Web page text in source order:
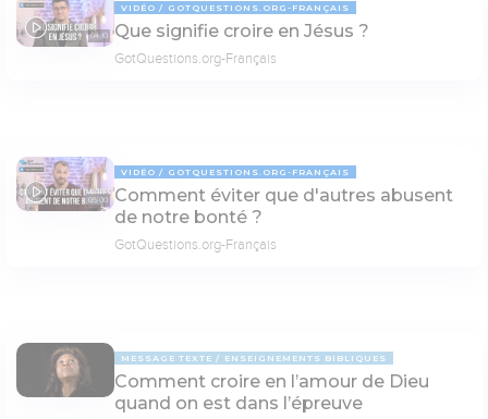
04:10
VIDÉO GOTQUESTIONS.ORG-FRANÇAIS
Que signifie croire en Jésus ?
GotQuestions.org-Français
05:00
VIDÉO GOTQUESTIONS.ORG-FRANÇAIS
Comment éviter que d'autres abusent
de notre bonté ?
GotQuestions.org-Français
MESSAGE TEXTE ENSEIGNEMENTS BIBLIQUES
Comment croire en l’amour de Dieu
quand on est dans l’épreuve